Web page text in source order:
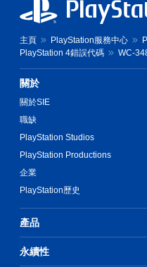
主頁 PlayStation服務中心
PlayStation 4錯誤代碼
WC-
關於
關於SIE
職缺
PlayStation Studios
PlayStation Productions
企業
PlayStation歷史
產品
永續性